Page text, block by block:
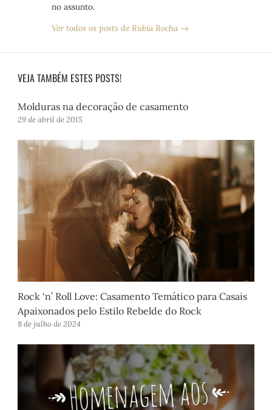
no assunto.
Ver todos os posts de Rubia Rocha →
VEJA TAMBÉM ESTES POSTS!
Molduras na decoração de casamento
29 de abril de 2015
Rock ‘n’ Roll Love: Casamento Temático para Casais
Apaixonados pelo Estilo Rebelde do Rock
8 de julho de 2024